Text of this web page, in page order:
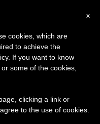
x
cookies, which are
to achieve the
If you want to know
some of the cookies,
clicking a link or
to the use of cookies.